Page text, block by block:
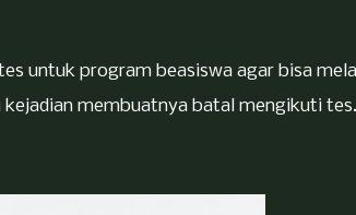
untuk program beasiswa agar bisa
membuatnya batal mengikuti tes.